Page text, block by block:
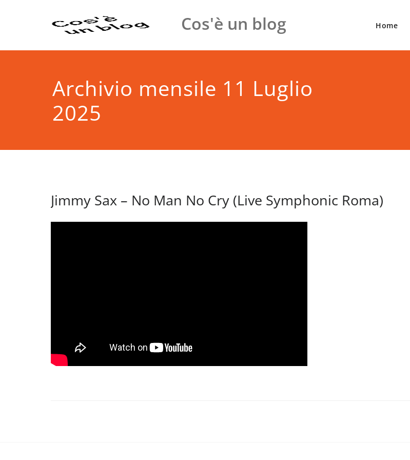
Cos'è un blog Home
Archivio mensile 11 Luglio
2025
Jimmy Sax – No Man No Cry (Live Symphonic Roma)